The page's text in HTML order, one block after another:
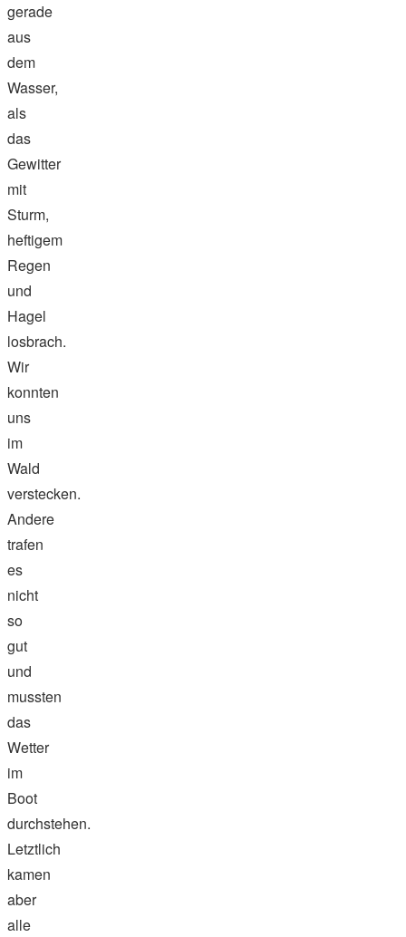
gerade
aus
dem
Wasser,
als
das
Gewitter
mit
Sturm,
heftigem
Regen
und
Hagel
losbrach.
Wir
konnten
uns
im
Wald
verstecken.
Andere
trafen
es
nicht
so
gut
und
mussten
das
Wetter
im
Boot
durchstehen.
Letztlich
kamen
aber
alle